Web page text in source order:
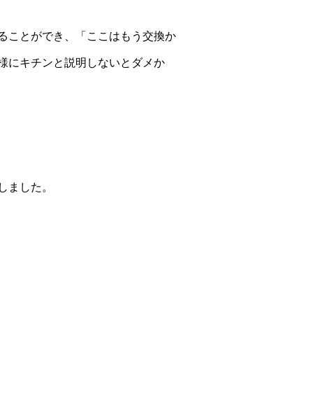
ことができ、「ここはもう交換か
にキチンと説明しないとダメか
ました。